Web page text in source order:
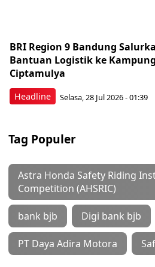
Headline
BRI Region 9 Bandung
Bantuan Logistik ke
Ciptamulya
Selasa, 28 Jul 2026 - 01:39
Tag Populer
Astra Honda Safety Riding
Competition (AHSRIC)
bank bjb Digi bank bjb
PT Daya Adira Motora